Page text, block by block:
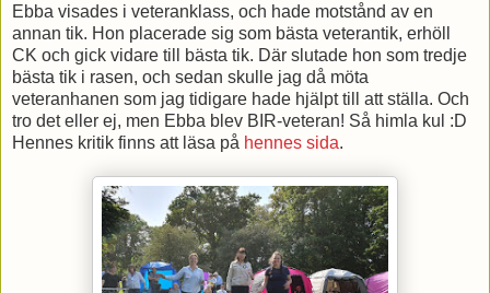
Ebba visades i veteranklass, och hade motstånd av en
annan tik. Hon placerade sig som bästa veterantik, erhöll
CK och gick vidare till bästa tik. Där slutade hon som tredje
bästa tik i rasen, och sedan skulle jag då möta
veteranhanen som jag tidigare hade hjälpt till att ställa. Och
tro det eller ej, men Ebba blev BIR-veteran! Så himla kul :D
Hennes kritik finns att läsa på hennes sida.